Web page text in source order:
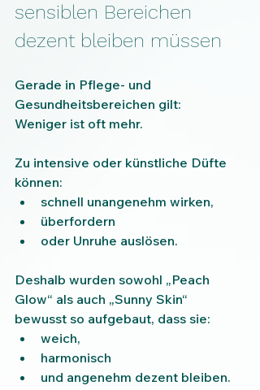
sensiblen Bereichen
dezent bleiben müssen
Gerade in Pflege- und
Gesundheitsbereichen gilt:
Weniger ist oft mehr.
Zu intensive oder künstliche Düfte
können:
schnell unangenehm wirken,
überfordern
oder Unruhe auslösen.
Deshalb wurden sowohl „Peach
Glow“ als auch „Sunny Skin“
bewusst so aufgebaut, dass sie:
weich,
harmonisch
und angenehm dezent bleiben.